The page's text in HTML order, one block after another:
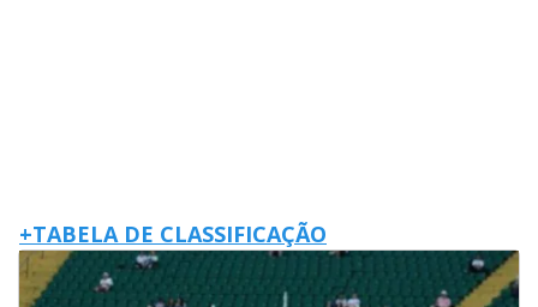
+TABELA DE CLASSIFICAÇÃO